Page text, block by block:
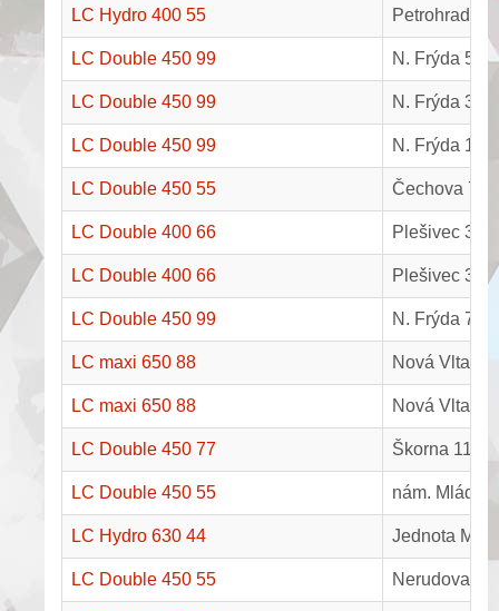
LC Hydro 400 55
LC Double 450 99 N. Frýda 5,
LC Double 450 99 N. Frýda 3,
LC Double 450 99 N. Frýda 1,
LC Double 450 55 Čechova
LC Double 400 66 Plešivec
LC Double 400 66 Plešivec
LC Double 450 99 N. Frýda 7,
LC maxi 650 88 Nová
LC maxi 650 88 Nová
LC Double 450 77 Škorna
LC Double 450 55 nám.
LC Hydro 630 44 Jednota
LC Double 450 55 Nerudova